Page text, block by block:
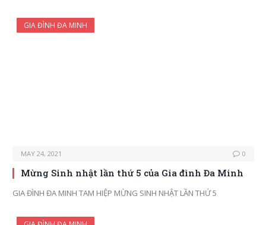
GIA ĐÌNH ĐA MINH
MAY 24, 2021 0
Mừng Sinh nhật lần thứ 5 của Gia đình Đa Minh
GIA ĐÌNH ĐA MINH TAM HIỆP MỪNG SINH NHẬT LẦN THỨ 5